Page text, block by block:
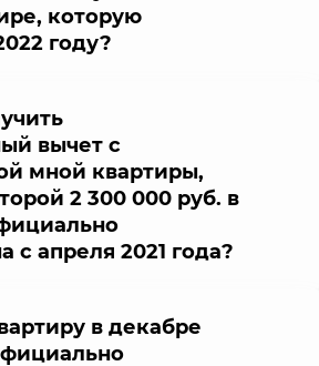
которую
году?
вычет с
мной квартиры,
2 300 000 руб. в
с апреля 2021 года?
в декабре